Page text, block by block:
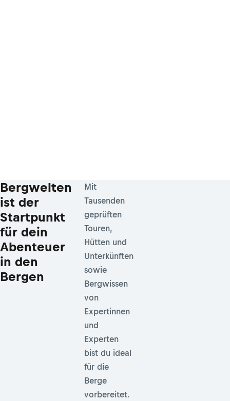
Bergwelten
ist der
Startpunkt
für dein
Abenteuer
in den
Bergen
Mit
Tausenden
geprüften
Touren,
Hütten und
Unterkünften
sowie
Bergwissen
von
Expertinnen
und
Experten
bist du ideal
für die
Berge
vorbereitet.